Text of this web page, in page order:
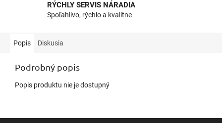
RÝCHLY SERVIS NÁRADIA
Spoľahlivo, rýchlo a kvalitne
Popis Diskusia
Podrobný popis
Popis produktu nie je dostupný